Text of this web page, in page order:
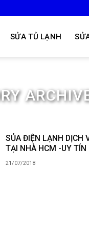
SỬA TỦ LẠNH
SỦA ĐIỆN LẠNH DỊCH
TẠI NHÀ HCM -UY TÍN
21/07/2018